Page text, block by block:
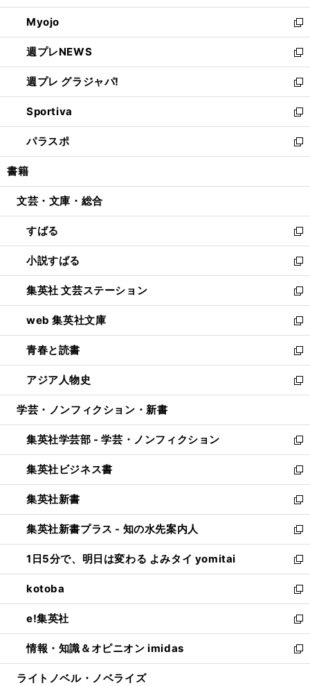
開
く
ウ
で
開
く
ン
ド
ウ
で
開
く
ウ
ィ
ン
ド
ウ
で
開
く
Myojo
新
し
い
ウ
ィ
ン
ド
ウ
で
開
週プレNEWS
新
し
い
ウ
ィ
ン
ド
ウ
開
週プレ グラジャパ!
新
し
い
ウ
ィ
ン
ウ
開
く
Sportiva
新
し
い
ウ
ン
ウ
で
開
く
パラスポ
新
し
ウ
ン
ド
ウ
で
開
く
書籍
文芸・文庫・総合
すばる
新
し
い
ウ
ィ
ン
ド
ウ
で
開
く
小説すばる
新
し
い
ウ
ィ
ン
ド
ウ
で
開
集英社 文芸ステーション
新
し
い
ウ
ィ
ン
ド
ウ
開
く
web 集英社文庫
新
し
い
ウ
ィ
ン
ウ
で
開
く
青春と読書
新
し
い
ウ
ン
ド
ウ
で
開
く
アジア人物史
新
し
ウ
ィ
ン
ド
ウ
で
開
く
学芸・ノンフィクション・新書
集英社学芸部 - 学芸・ノンフィクション
新
し
い
ウ
ィ
ン
ド
ウ
で
開
く
集英社ビジネス書
新
し
い
ウ
ィ
ン
ド
ウ
で
開
く
集英社新書
新
し
い
ウ
ィ
ン
ド
ウ
で
開
く
集英社新書プラス - 知の水先案内人
新
し
い
ウ
ィ
ン
ド
ウ
で
開
1日5分で、明日は変わる よみタイ yomitai
新
し
い
ウ
ィ
ン
ド
ウ
kotoba
新
し
い
ウ
ィ
ン
e!集英社
新
し
い
ウ
情報・知識＆オピニオン imidas
新
し
ライトノベル・ノベライズ